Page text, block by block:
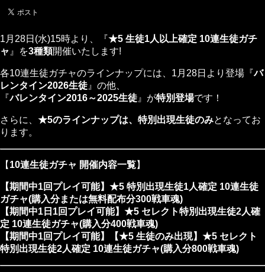
1月28日(水)15時より、『★5 生徒1人以上確定 10連生徒ガチ
ャ 』を3種類開催いたします!
各10連生徒ガチャのラインナップには、1月28日より登場『バ
レンタイン2026生徒 』の他、
『バレンタイン2016～2025生徒 』が特別登場です！
さらに、 ★5のラインナップは、特別出現生徒のみとなってお
ります。
【 10連生徒ガチャ 開催内容一覧】
【期間中1回プレイ可能】★5 特別出現生徒1人確定 10連生徒
ガチャ(購入分または無料配布分300戦車魂)
【期間中1日1回プレイ可能】★5 セレクト特別出現生徒2人確
定 10連生徒ガチャ(購入分400戦車魂)
【期間中1回プレイ可能】【★5 生徒のみ出現】★5 セレクト
特別出現生徒2人確定 10連生徒ガチャ(購入分800戦車魂)